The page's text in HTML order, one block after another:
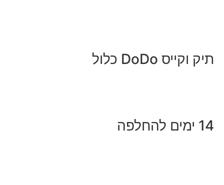
תיק וקייס DoDo כלול
14 ימים להחלפה